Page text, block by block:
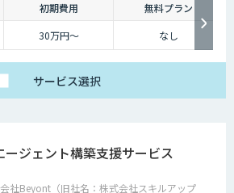
初期費用
無料プラン
30万円〜 なし
サービス選択
ージェント構築支援サービス
社Beyont（旧社名：株式会社スキルアップ